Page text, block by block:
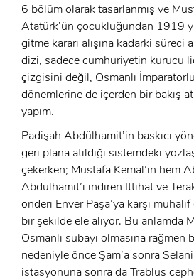
6 bölüm olarak tasarlanmış ve
Atatürk’ün çocukluğundan 1919
gitme kararı alışına kadarki süreci
dizi, sadece cumhuriyetin kurucu
çizgisini değil, Osmanlı
dönemlerine de içerden bir bakış
yapım.
Padişah Abdülhamit’in baskıcı
geri plana atıldığı sistemdeki
çekerken; Mustafa Kemal’in hem
Abdülhamit’i indiren İttihat ve
önderi Enver Paşa’ya karşı
bir şekilde ele alıyor. Bu anlamda
Osmanlı subayı olmasına
nedeniyle önce Şam’a sonra
istasyonuna sonra da Trablus